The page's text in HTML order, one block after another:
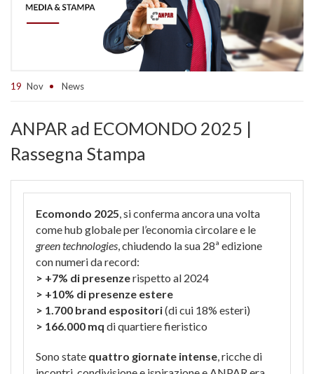
19 Nov News
ANPAR ad ECOMONDO 2025 |
Rassegna Stampa
Ecomondo 2025 , si conferma ancora una volta
come hub globale per l’economia circolare e le
green technologies , chiudendo la sua 28ª edizione
con numeri da record:
> +7% di presenzerispetto al 2024
> +10% di presenze estere
> 1.700 brand espositori(di cui 18% esteri)
> 166.000 mq di quartiere fieristico
Sono state quattro giornate intense , ricche di